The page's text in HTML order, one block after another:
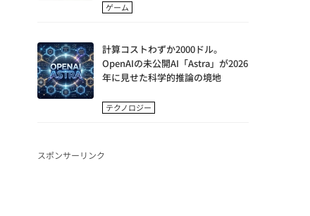
ゲーム
計算コストわずか2000ドル。
OpenAIの未公開AI「Astra」が2026
年に見せた科学的推論の境地
テクノロジー
スポンサーリンク